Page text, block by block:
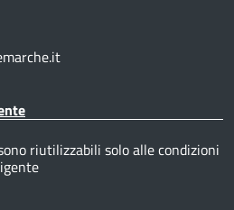
riutilizzabili solo alle condizioni